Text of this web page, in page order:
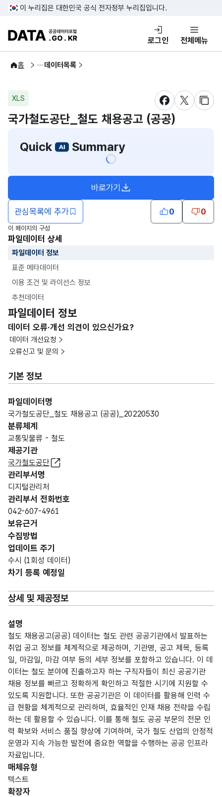
콘텐츠 바로가기
푸터 바로가기
이 누리집은 대한민국 공식 전자정부 누리집입니다.
DATA.GO.KR 공공데이터포털
로그인 전체메뉴
홈
공공데이터 데이터목록
XLS
새창 열림새창 열림
새창
국가철도공단_철도 채용공고 (공공)
Quick
Summary
관심목록에 추가
새창열림
바로가기
0 0
이 페이지의 구성
파일데이터 상세
파일데이터 정보
표준 메타데이터
이용 조건 및 라이선스 정보
추천데이터
파일데이터 정보
데이터 오류·개선 의견이 있으신가요?
데이터 개선요청
오류신고 및 문의
기본 정보
파일데이터명
국가철도공단_철도 채용공고 (공공)_20220530
분류체계
교통및물류 - 철도
제공기관
국가철도공단
관리부서명
디지털관리처
관리부서 전화번호
042-607-4961
보유근거
수집방법
업데이트 주기
수시 (1회성 데이터)
차기 등록 예정일
상세 및 제공정보
설명
철도 채용공고(공공) 데이터는 철도 관련 공공기관에서 발표하는
취업 공고 정보를 체계적으로 제공하며, 기관명, 공고 제목, 등록
일, 마감일, 마감 여부 등의 세부 정보를 포함하고 있습니다. 이 데
이터는 철도 분야에 진출하고자 하는 구직자들이 최신 공공기관
채용 정보를 빠르고 정확하게 확인하고 적절한 시기에 지원할 수
있도록 지원합니다. 또한 공공기관은 이 데이터를 활용해 인력 수
급 현황을 체계적으로 관리하며, 효율적인 인재 채용 전략을 수립
하는 데 활용할 수 있습니다. 이를 통해 철도 공공 부문의 전문 인
력 확보와 서비스 품질 향상에 기여하며, 국가 철도 산업의 안정적
운영과 지속 가능한 발전에 중요한 역할을 수행하는 공공 인프라
자료입니다.
매체유형
텍스트
확장자